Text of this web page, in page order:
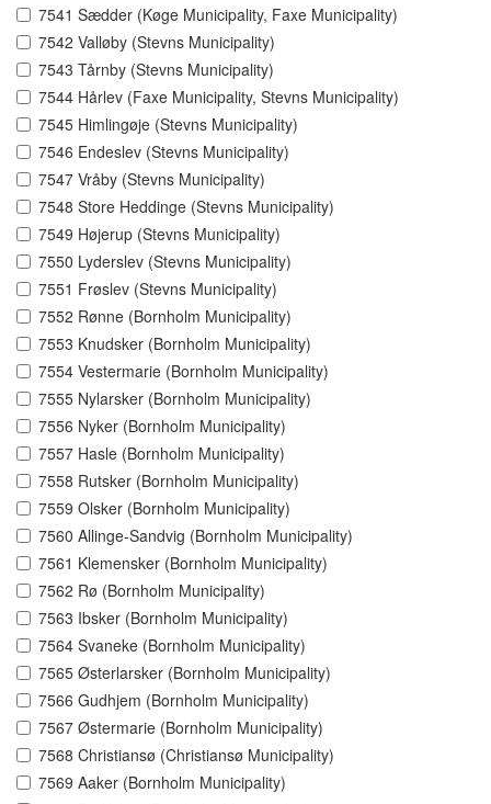
7541 Sædder (Køge Municipality, Faxe Municipality)
7542 Valløby (Stevns Municipality)
7543 Tårnby (Stevns Municipality)
7544 Hårlev (Faxe Municipality, Stevns Municipality)
7545 Himlingøje (Stevns Municipality)
7546 Endeslev (Stevns Municipality)
7547 Vråby (Stevns Municipality)
7548 Store Heddinge (Stevns Municipality)
7549 Højerup (Stevns Municipality)
7550 Lyderslev (Stevns Municipality)
7551 Frøslev (Stevns Municipality)
7552 Rønne (Bornholm Municipality)
7553 Knudsker (Bornholm Municipality)
7554 Vestermarie (Bornholm Municipality)
7555 Nylarsker (Bornholm Municipality)
7556 Nyker (Bornholm Municipality)
7557 Hasle (Bornholm Municipality)
7558 Rutsker (Bornholm Municipality)
7559 Olsker (Bornholm Municipality)
7560 Allinge-Sandvig (Bornholm Municipality)
7561 Klemensker (Bornholm Municipality)
7562 Rø (Bornholm Municipality)
7563 Ibsker (Bornholm Municipality)
7564 Svaneke (Bornholm Municipality)
7565 Østerlarsker (Bornholm Municipality)
7566 Gudhjem (Bornholm Municipality)
7567 Østermarie (Bornholm Municipality)
7568 Christiansø (Christiansø Municipality)
7569 Aaker (Bornholm Municipality)